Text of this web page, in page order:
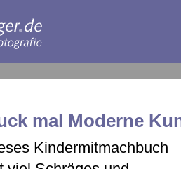
mal Moderne
Kindermitmachbuch